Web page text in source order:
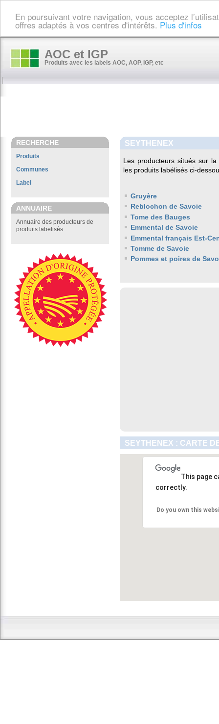
En poursuivant votre navigation, vous acceptez
offres adaptés à vos centres d'intérêts. Plus d'infos
AOC et IGP
Produits avec les labels AOC, AOP, IGP, etc
RECHERCHE
Produits
Communes
Label
ANNUAIRE
Annuaire des producteurs de
produits labelisés
SEYTHENEX
Les producteurs situés sur
les produits labélisés ci-
Gruyère
Reblochon de Savoie
Tome des Bauges
Emmental de Savoie
Emmental français Est-
Tomme de Savoie
Pommes et poires de
SEYTHENEX : CARTE
This page
correctly.
Do you own this